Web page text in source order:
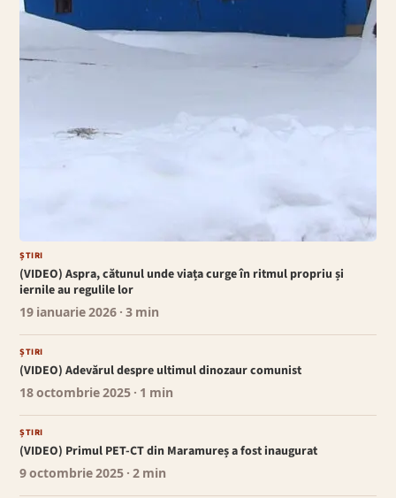
ȘTIRI
(VIDEO) Aspra, cătunul unde viața curge în ritmul propriu și
iernile au regulile lor
19 ianuarie 2026 · 3 min
ȘTIRI
(VIDEO) Adevărul despre ultimul dinozaur comunist
18 octombrie 2025 · 1 min
ȘTIRI
(VIDEO) Primul PET-CT din Maramureș a fost inaugurat
9 octombrie 2025 · 2 min